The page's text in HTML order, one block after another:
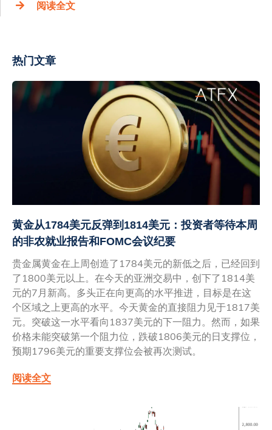
阅读全文
热门文章
黄金从1784美元反弹到1814美元：投资者等待本周
的非农就业报告和FOMC会议纪要
贵金属黄金在上周创造了1784美元的新低之后，已经回到
了1800美元以上。在今天的亚洲交易中，创下了1814美
元的7月新高。多头正在向更高的水平推进，目标是在这
个区域之上更高的水平。今天黄金的直接阻力见于1817美
元。突破这一水平看向1837美元的下一阻力。然而，如果
价格未能突破第一个阻力位，跌破1806美元的日支撑位，
预期1796美元的重要支撑位会被再次测试。
阅读全文